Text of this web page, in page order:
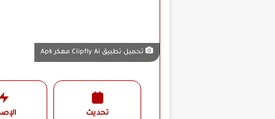
تحميل تطبيق Clipfly Ai مهكر Apk
تحديث